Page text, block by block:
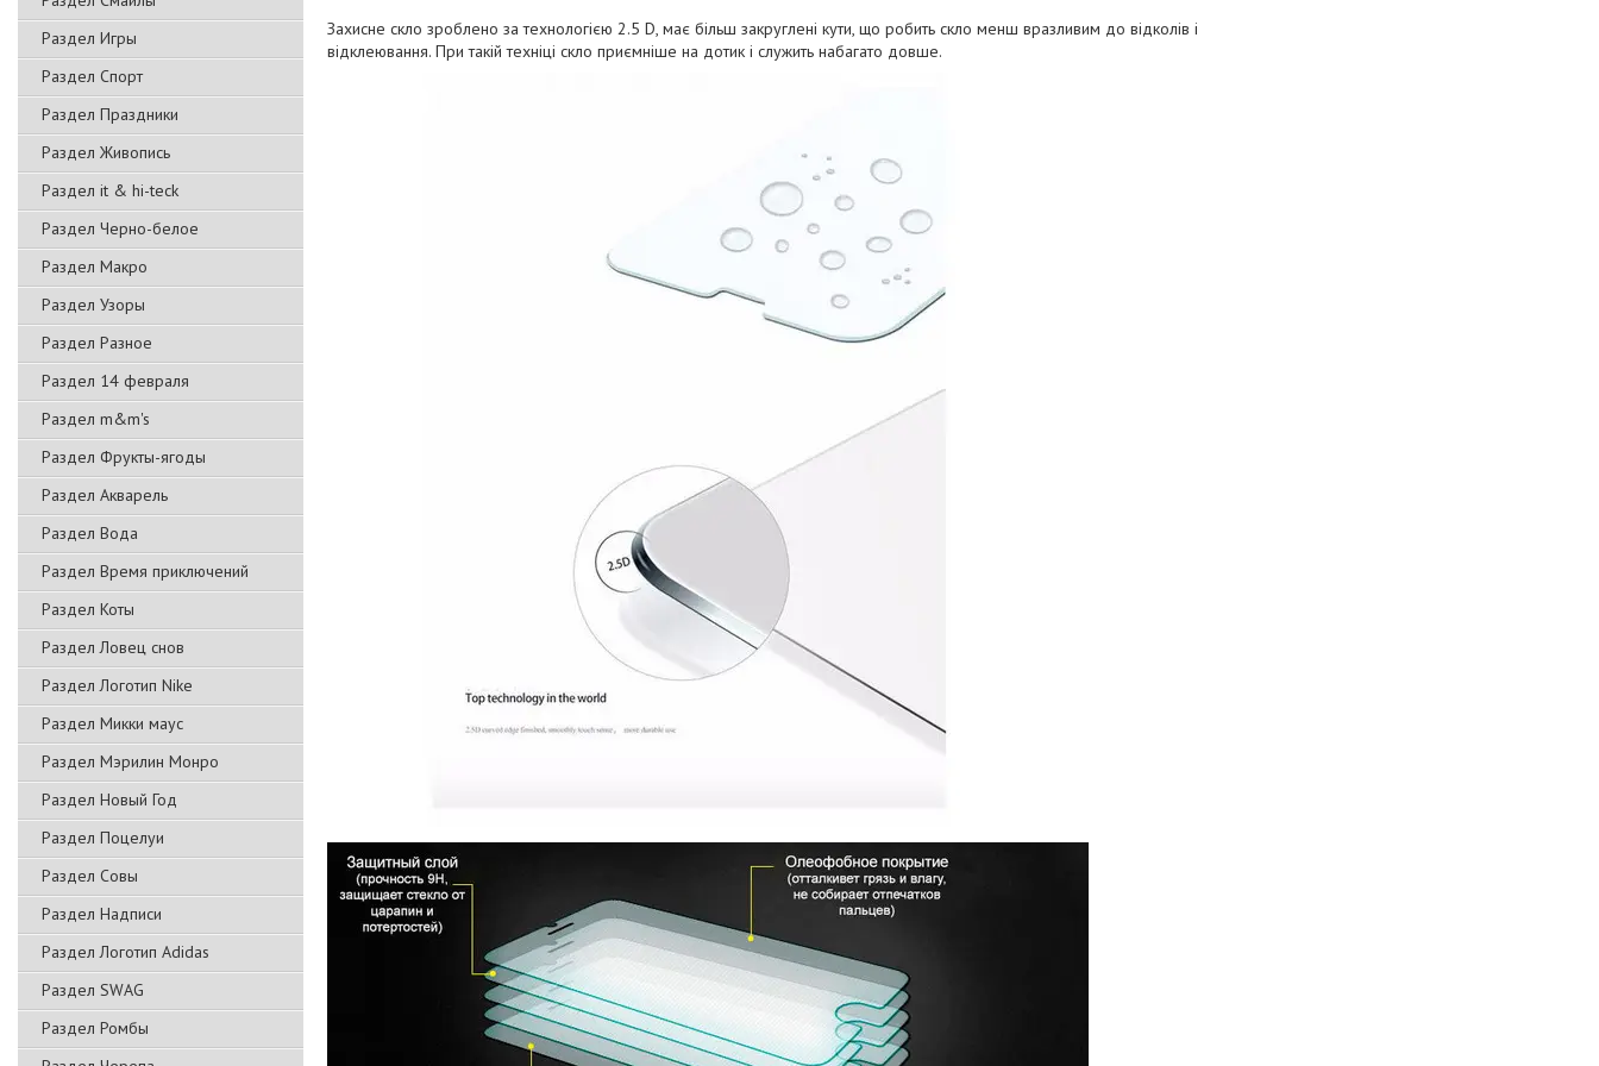
Раздел Игры
Раздел Спорт
Раздел Праздники
Раздел Живопись
Раздел it & hi-teck
Раздел Черно-белое
Раздел Макро
Раздел Узоры
Раздел Разное
Раздел 14 февраля
Раздел m&m's
Раздел Фрукты-ягоды
Раздел Акварель
Раздел Вода
Раздел Время приключений
Раздел Коты
Раздел Ловец снов
Раздел Логотип Nike
Раздел Микки маус
Раздел Мэрилин Монро
Раздел Новый Год
Раздел Поцелуи
Раздел Совы
Раздел Надписи
Раздел Логотип Adidas
Раздел SWAG
Раздел Ромбы
Захисне скло зроблено за технологією 2.5 D, має більш закруглені кути, що робить скло менш вразливим до відколів і
відклеювання. При такій техніці скло приємніше на дотик і служить набагато довше.